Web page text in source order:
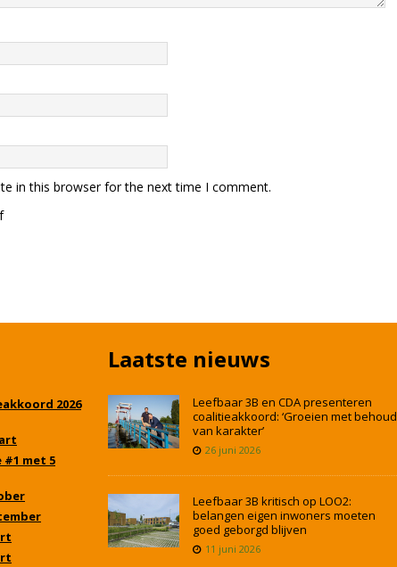
in this browser for the next time I comment.
2026
#1 met 5
Laatste nieuws
Leefbaar 3B en CDA presenteren
coalitieakkoord: ‘Groeien met behoud
van karakter’
26 juni 2026
Leefbaar 3B kritisch op LOO2:
belangen eigen inwoners moeten
goed geborgd blijven
11 juni 2026